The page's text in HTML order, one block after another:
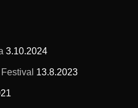
3.10.2024
13.8.2023